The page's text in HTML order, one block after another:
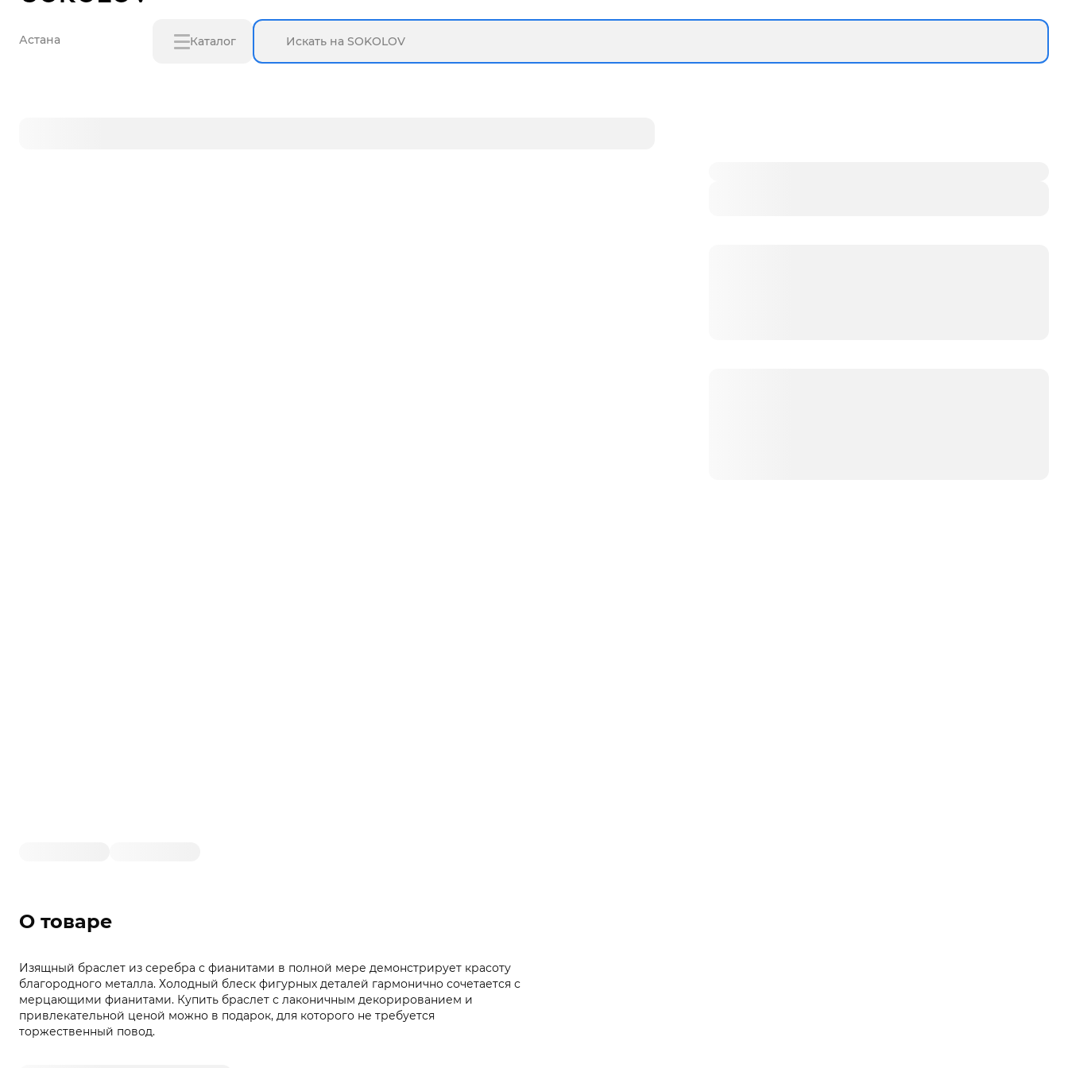
Астана Каталог
О товаре
Изящный браслет из серебра с фианитами в полной мере демонстрирует красоту
благородного металла. Холодный блеск фигурных деталей гармонично сочетается с
мерцающими фианитами. Купить браслет с лаконичным декорированием и
привлекательной ценой можно в подарок, для которого не требуется
торжественный повод.